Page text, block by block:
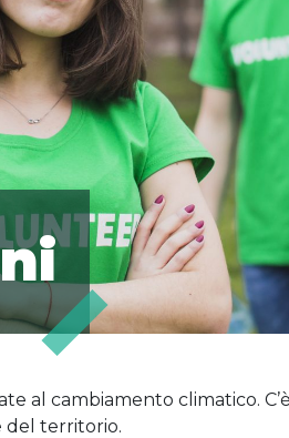
al cambiamento climatico.
del territorio.